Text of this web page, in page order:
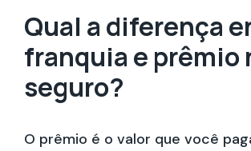
Qual a diferença
franquia e prêmio
seguro?
O prêmio é o valor que você